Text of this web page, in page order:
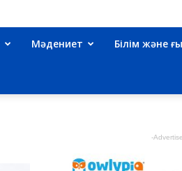
Мәдениет Білім және
-